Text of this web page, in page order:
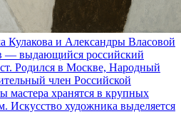
Кулакова и Александры Власовой
— выдающийся российский
Родился в Москве, Народный
член Российской
мастера хранятся в крупных
Искусство художника выделяется